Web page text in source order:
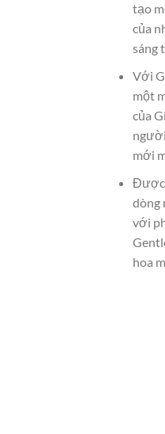
tạo
của
sáng
Với
một
của
mới
Được
dòng
với
hoa